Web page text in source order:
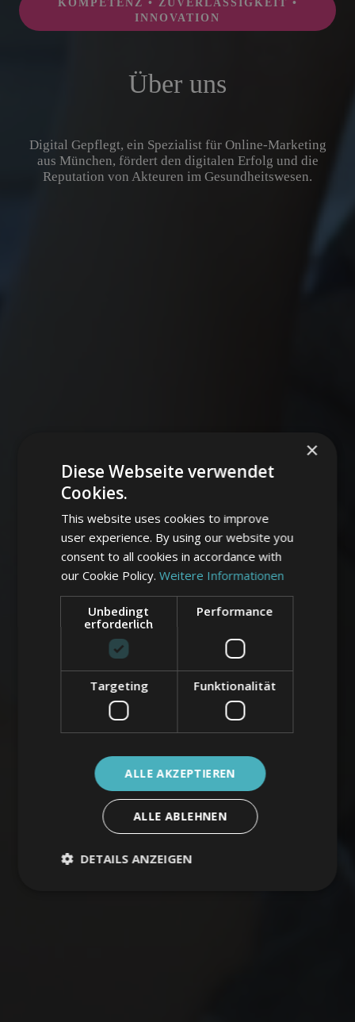
KOMPETENZ • ZUVERLÄSSIGKEIT •
INNOVATION
Über uns
Digital Gepflegt, ein Spezialist für Online-Marketing
aus München, fördert den digitalen Erfolg und die
Reputation von Akteuren im Gesundheitswesen.
×
Diese Webseite verwendet
Cookies.
This website uses cookies to improve
user experience. By using our website you
consent to all cookies in accordance with
our Cookie Policy.Weitere Informationen
Unbedingt
erforderlich
Performance
Targeting Funktionalität
ALLE AKZEPTIEREN
ALLE ABLEHNEN
DETAILS ANZEIGEN